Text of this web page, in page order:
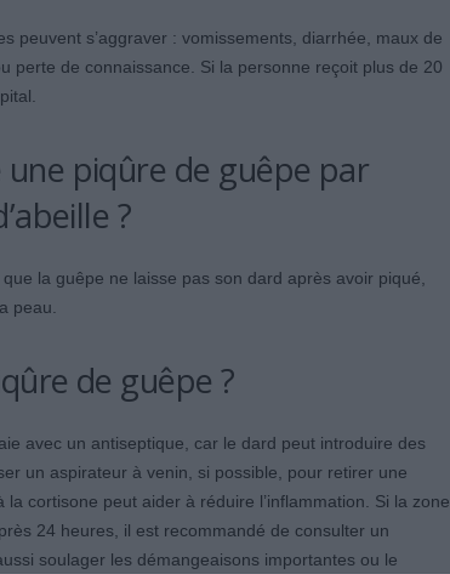
peuvent s’aggraver : vomissements, diarrhée, maux de
perte de connaissance. Si la personne reçoit plus de 20
piqûre de guêpe par
?
la guêpe ne laisse pas son dard après avoir piqué,
peau.
de guêpe ?
avec un antiseptique, car le dard peut introduire des
un aspirateur à venin, si possible, pour retirer une
cortisone peut aider à réduire l’inflammation. Si la zone
24 heures, il est recommandé de consulter un
soulager les démangeaisons importantes ou le